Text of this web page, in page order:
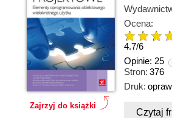
Zajrzyj do książki
Ocena:
4.7/6
Opinie: 25
Stron: 376
Druk:
Czytaj